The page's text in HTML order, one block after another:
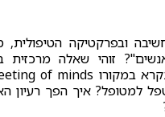
ובפרקטיקה
זוהי שאלה מרכזית
למטופל? איך הפך רעיון